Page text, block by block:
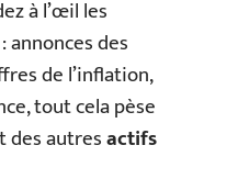
à l’œil les
des
de l’inflation,
tout cela pèse
des autresactifs